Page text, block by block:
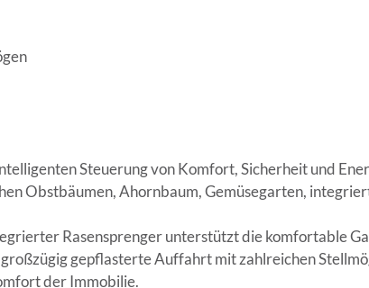
Steuerung von Komfort, Sicherheit und
Obstbäumen, Ahornbaum, Gemüsegarten,
Rasensprenger unterstützt die komfortable
gepflasterte Auffahrt mit zahlreichen